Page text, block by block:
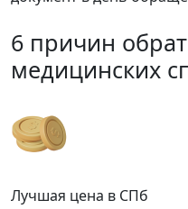
6 причин
медицинских
Лучшая цена в СПб